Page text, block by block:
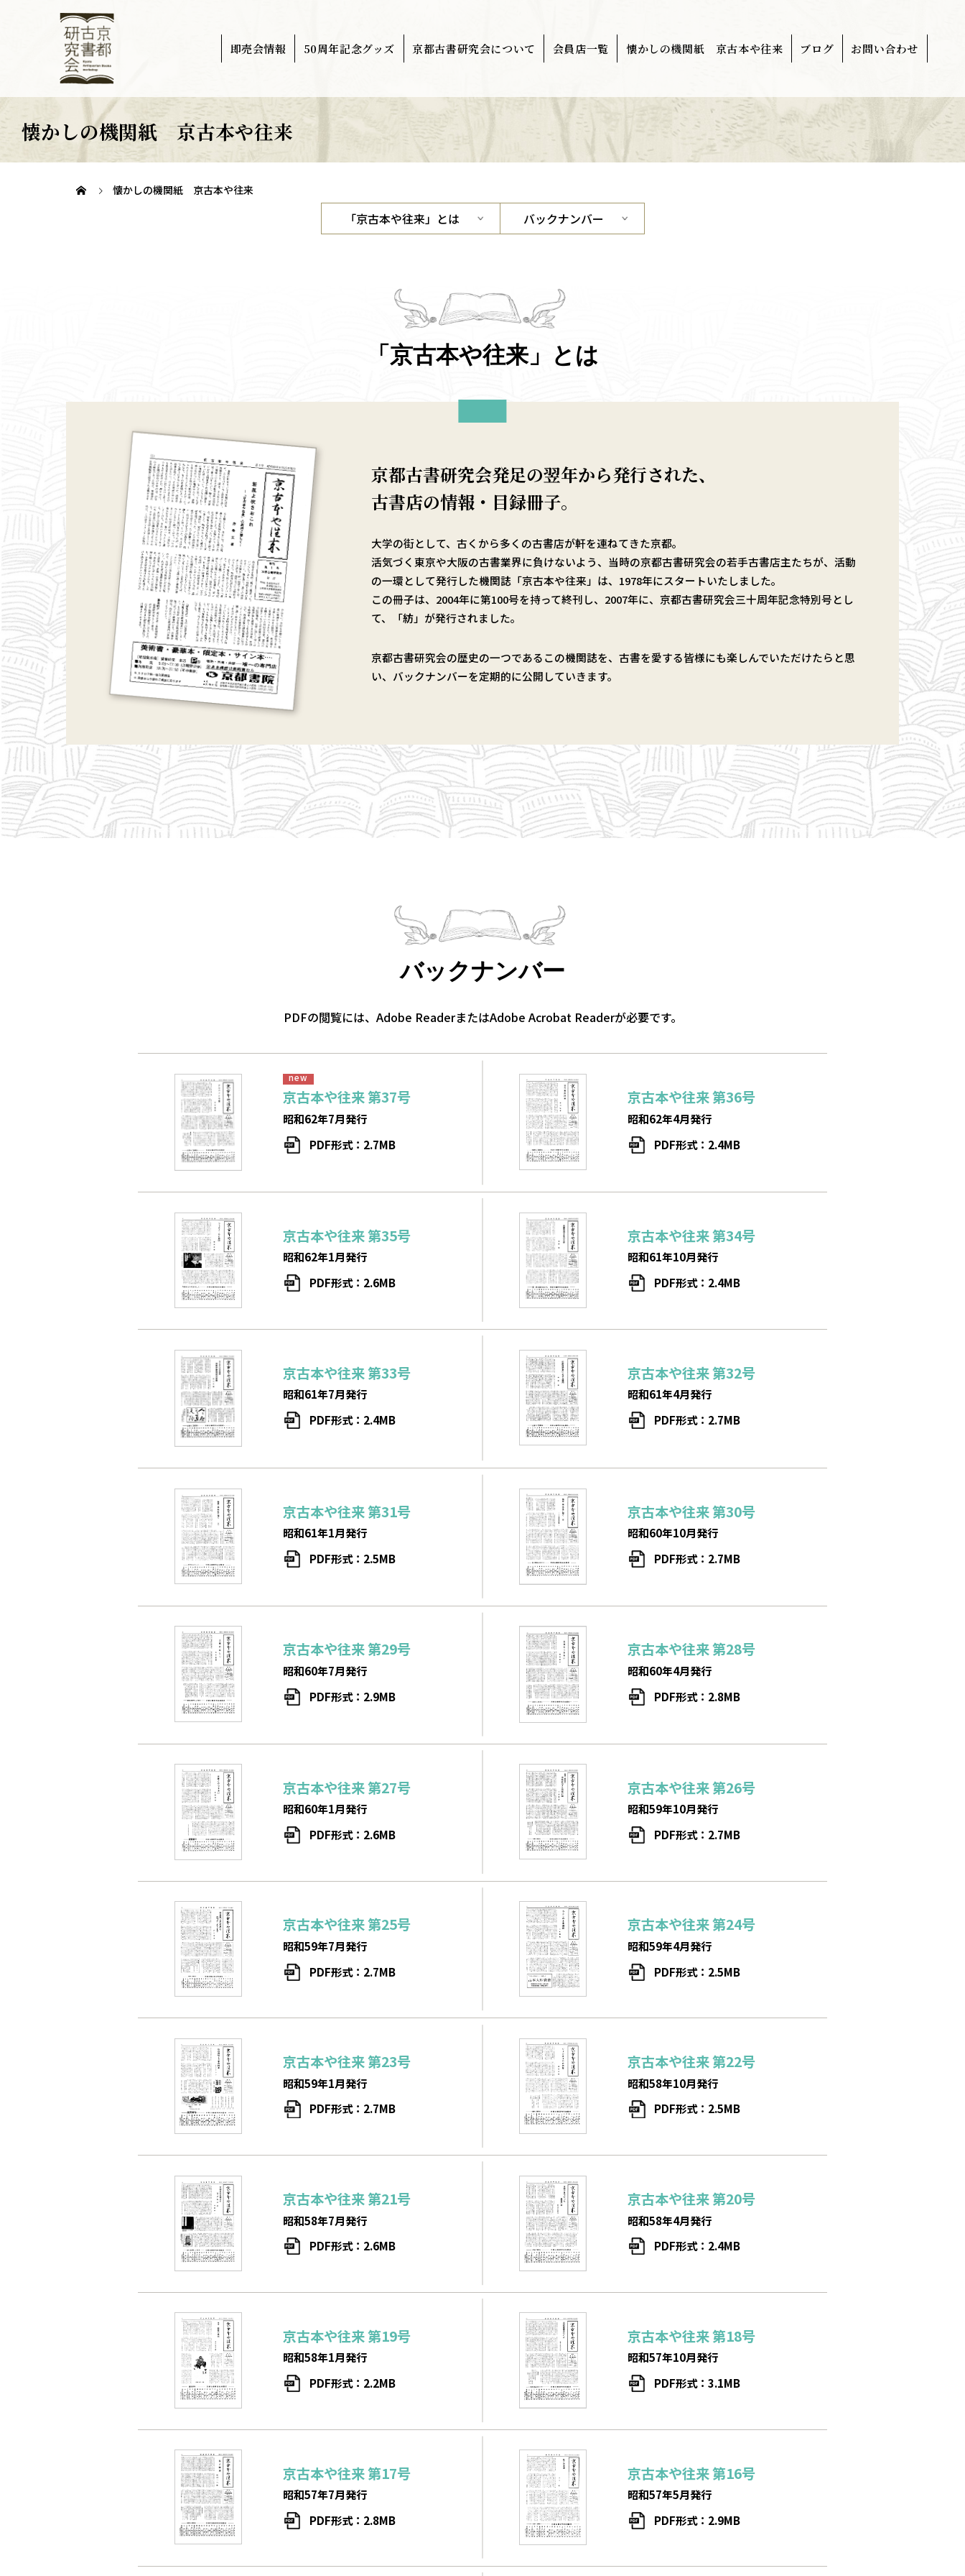
即売会情報 50周年記念グッズ 京都古書研究会について 会員店一覧 懐かしの機関紙 京古本や往来 ブログ お問い合わせ
懐かしの機関紙 京古本や往来
懐かしの機関紙 京古本や往来
「京古本や往来」とは バックナンバー
「京古本や往来」とは
京都古書研究会発足の翌年から発行された、
古書店の情報・目録冊子。
大学の街として、古くから多くの古書店が軒を連ねてきた京都。
活気づく東京や大阪の古書業界に負けないよう、当時の京都古書研究会の若手古書店主たちが、活動
の一環として発行した機関誌「京古本や往来」は、1978年にスタートいたしました。
この冊子は、2004年に第100号を持って終刊し、2007年に、京都古書研究会三十周年記念特別号とし
て、「紡」が発行されました。
京都古書研究会の歴史の一つであるこの機関誌を、古書を愛する皆様にも楽しんでいただけたらと思
い、バックナンバーを定期的に公開していきます。
バックナンバー
PDFの閲覧には、Adobe ReaderまたはAdobe Acrobat Readerが必要です。
京古本や往来第37号
昭和62年7月発行
PDF形式：2.7MB
京古本や往来第36号
昭和62年4月発行
PDF形式：2.4MB
京古本や往来第35号
昭和62年1月発行
PDF形式：2.6MB
京古本や往来第34号
昭和61年10月発行
PDF形式：2.4MB
京古本や往来第33号
昭和61年7月発行
PDF形式：2.4MB
京古本や往来第32号
昭和61年4月発行
PDF形式：2.7MB
京古本や往来第31号
昭和61年1月発行
PDF形式：2.5MB
京古本や往来第30号
昭和60年10月発行
PDF形式：2.7MB
京古本や往来第29号
昭和60年7月発行
PDF形式：2.9MB
京古本や往来第28号
昭和60年4月発行
PDF形式：2.8MB
京古本や往来第27号
昭和60年1月発行
PDF形式：2.6MB
京古本や往来第26号
昭和59年10月発行
PDF形式：2.7MB
京古本や往来第25号
昭和59年7月発行
PDF形式：2.7MB
京古本や往来第24号
昭和59年4月発行
PDF形式：2.5MB
京古本や往来第23号
昭和59年1月発行
PDF形式：2.7MB
京古本や往来第22号
昭和58年10月発行
PDF形式：2.5MB
京古本や往来第21号
昭和58年7月発行
PDF形式：2.6MB
京古本や往来第20号
昭和58年4月発行
PDF形式：2.4MB
京古本や往来第19号
昭和58年1月発行
PDF形式：2.2MB
京古本や往来第18号
昭和57年10月発行
PDF形式：3.1MB
京古本や往来第17号
昭和57年7月発行
PDF形式：2.8MB
京古本や往来第16号
昭和57年5月発行
PDF形式：2.9MB